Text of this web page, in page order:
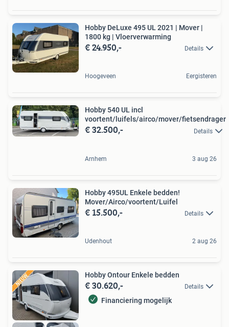
Hobby DeLuxe 495 UL 2021 | Mover |
1800 kg | Vloerverwarming
€ 24.950,- Details
Hoogeveen Eergisteren
Hobby 540 UL incl
voortent/luifels/airco/mover/fietsendrager
€ 32.500,- Details
Arnhem 3 aug 26
Hobby 495UL Enkele bedden!
Mover/Airco/voortent/Luifel
€ 15.500,- Details
Udenhout 2 aug 26
Hobby Ontour Enkele bedden
€ 30.620,- Details
Financiering mogelijk